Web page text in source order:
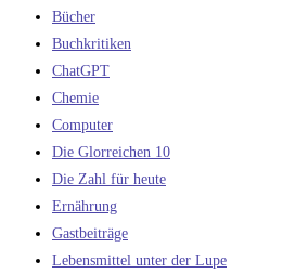
Bücher
Buchkritiken
ChatGPT
Chemie
Computer
Die Glorreichen 10
Die Zahl für heute
Ernährung
Gastbeiträge
Lebensmittel unter der Lupe